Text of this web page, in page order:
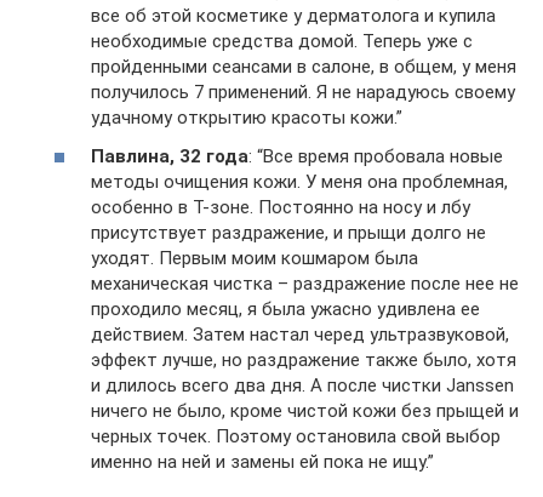
все об этой косметике у дерматолога и купила
необходимые средства домой. Теперь уже с
пройденными сеансами в салоне, в общем, у меня
получилось 7 применений. Я не нарадуюсь своему
удачному открытию красоты кожи.”
Павлина, 32 года: “Все время пробовала новые
методы очищения кожи. У меня она проблемная,
особенно в Т-зоне. Постоянно на носу и лбу
присутствует раздражение, и прыщи долго не
уходят. Первым моим кошмаром была
механическая чистка – раздражение после нее не
проходило месяц, я была ужасно удивлена ее
действием. Затем настал черед ультразвуковой,
эффект лучше, но раздражение также было, хотя
и длилось всего два дня. А после чистки Janssen
ничего не было, кроме чистой кожи без прыщей и
черных точек. Поэтому остановила свой выбор
именно на ней и замены ей пока не ищу.”